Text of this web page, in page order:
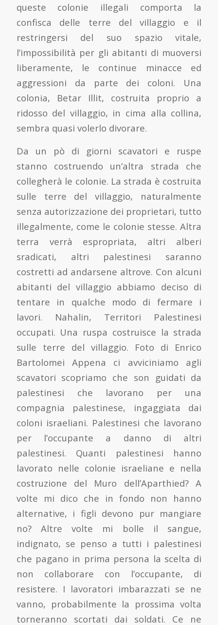
queste colonie illegali comporta la
confisca delle terre del villaggio e il
restringersi del suo spazio vitale,
l’impossibilità per gli abitanti di muoversi
liberamente, le continue minacce ed
aggressioni da parte dei coloni. Una
colonia, Betar Illit, costruita proprio a
ridosso del villaggio, in cima alla collina,
sembra quasi volerlo divorare.
Da un pò di giorni scavatori e ruspe
stanno costruendo un’altra strada che
collegherà le colonie. La strada è costruita
sulle terre del villaggio, naturalmente
senza autorizzazione dei proprietari, tutto
illegalmente, come le colonie stesse. Altra
terra verrà espropriata, altri alberi
sradicati, altri palestinesi saranno
costretti ad andarsene altrove. Con alcuni
abitanti del villaggio abbiamo deciso di
tentare in qualche modo di fermare i
lavori. Nahalin, Territori Palestinesi
occupati. Una ruspa costruisce la strada
sulle terre del villaggio. Foto di Enrico
Bartolomei Appena ci avviciniamo agli
scavatori scopriamo che son guidati da
palestinesi che lavorano per una
compagnia palestinese, ingaggiata dai
coloni israeliani. Palestinesi che lavorano
per l’occupante a danno di altri
palestinesi. Quanti palestinesi hanno
lavorato nelle colonie israeliane e nella
costruzione del Muro dell’Aparthied? A
volte mi dico che in fondo non hanno
alternative, i figli devono pur mangiare
no? Altre volte mi bolle il sangue,
indignato, se penso a tutti i palestinesi
che pagano in prima persona la scelta di
non collaborare con l’occupante, di
resistere. I lavoratori imbarazzati se ne
vanno, probabilmente la prossima volta
torneranno scortati dai soldati. Ce ne